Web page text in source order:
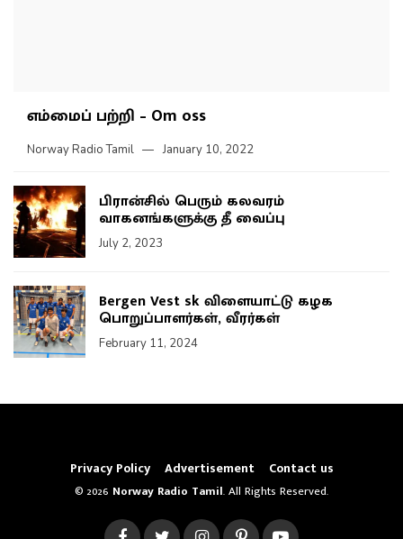
எம்மைப் பற்றி – Om oss
Norway Radio Tamil January 10, 2022
பிரான்சில் பெரும் கலவரம்
வாகனங்களுக்கு தீ வைப்பு
July 2, 2023
Bergen Vest sk விளையாட்டு கழக
பொறுப்பாளர்கள், வீரர்கள்
February 11, 2024
Privacy Policy Advertisement Contact us
© 2026 Norway Radio Tamil. All Rights Reserved.